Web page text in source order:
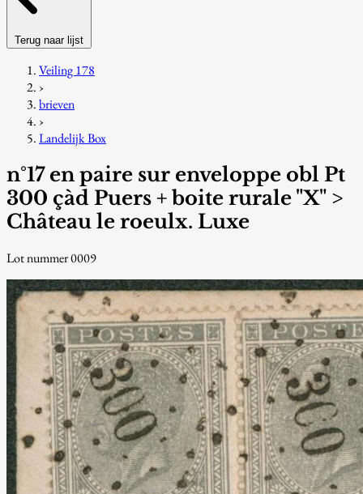
Terug naar lijst
Veiling 178
›
brieven
›
Landelijk Box
n°17 en paire sur enveloppe obl Pt
300 çàd Puers + boite rurale "X" >
Château le roeulx. Luxe
Lot nummer 0009